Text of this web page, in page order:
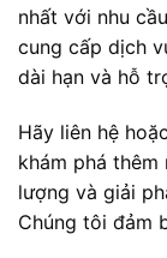
nhất với nhu
cung cấp dịch
dài hạn và hỗ
Hãy liên hệ
khám phá
lượng và giải
Chúng tôi đảm